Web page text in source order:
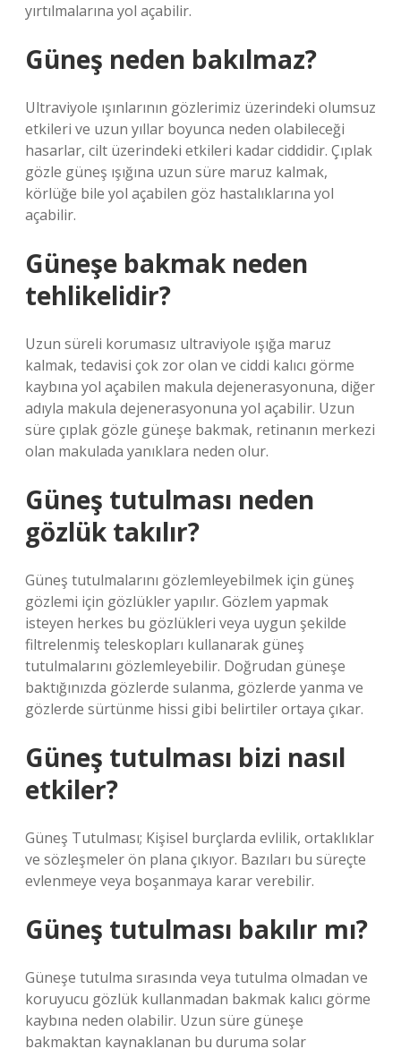
yırtılmalarına yol açabilir.
Güneş neden bakılmaz?
Ultraviyole ışınlarının gözlerimiz üzerindeki olumsuz
etkileri ve uzun yıllar boyunca neden olabileceği
hasarlar, cilt üzerindeki etkileri kadar ciddidir. Çıplak
gözle güneş ışığına uzun süre maruz kalmak,
körlüğe bile yol açabilen göz hastalıklarına yol
açabilir.
Güneşe bakmak neden
tehlikelidir?
Uzun süreli korumasız ultraviyole ışığa maruz
kalmak, tedavisi çok zor olan ve ciddi kalıcı görme
kaybına yol açabilen makula dejenerasyonuna, diğer
adıyla makula dejenerasyonuna yol açabilir. Uzun
süre çıplak gözle güneşe bakmak, retinanın merkezi
olan makulada yanıklara neden olur.
Güneş tutulması neden
gözlük takılır?
Güneş tutulmalarını gözlemleyebilmek için güneş
gözlemi için gözlükler yapılır. Gözlem yapmak
isteyen herkes bu gözlükleri veya uygun şekilde
filtrelenmiş teleskopları kullanarak güneş
tutulmalarını gözlemleyebilir. Doğrudan güneşe
baktığınızda gözlerde sulanma, gözlerde yanma ve
gözlerde sürtünme hissi gibi belirtiler ortaya çıkar.
Güneş tutulması bizi nasıl
etkiler?
Güneş Tutulması; Kişisel burçlarda evlilik, ortaklıklar
ve sözleşmeler ön plana çıkıyor. Bazıları bu süreçte
evlenmeye veya boşanmaya karar verebilir.
Güneş tutulması bakılır mı?
Güneşe tutulma sırasında veya tutulma olmadan ve
koruyucu gözlük kullanmadan bakmak kalıcı görme
kaybına neden olabilir. Uzun süre güneşe
bakmaktan kaynaklanan bu duruma solar